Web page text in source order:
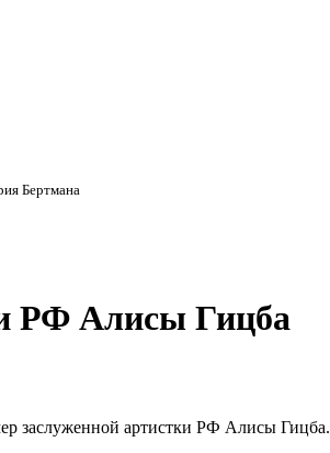
Бертмана
РФ Алисы Гицба
заслуженной артистки РФ Алисы Гицба.